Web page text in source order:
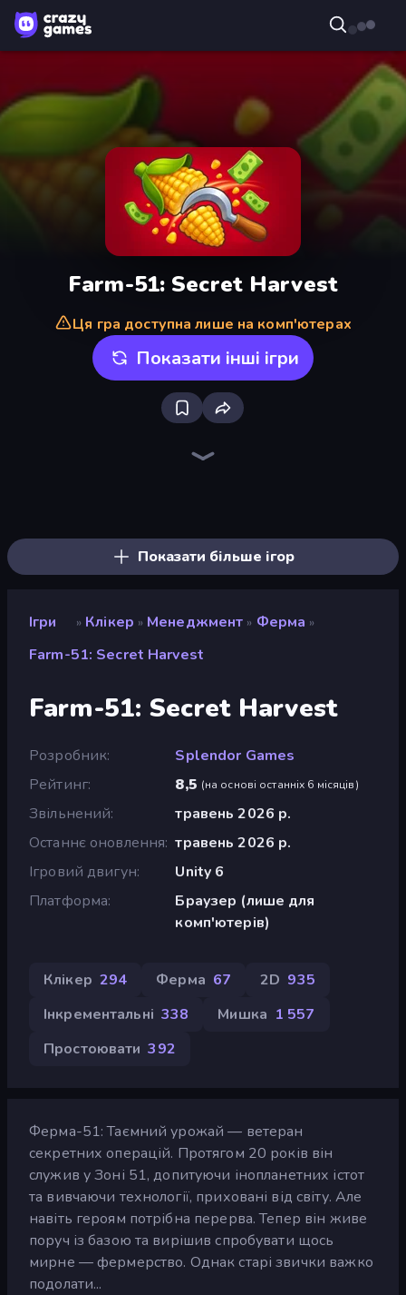
Farm-51: Secret Harvest
Ця гра доступна лише на комп'ютерах
Показати інші ігри
Показати більше ігор
Ігри » Клікер » Менеджмент » Ферма »
Farm-51: Secret Harvest
Farm-51: Secret Harvest
Розробник
Splendor Games
Рейтинг
8,5 (на основі останніх 6 місяців)
Звільнений
травень 2026 р.
Останнє оновлення травень 2026 р.
Ігровий двигун
Unity 6
Платформа
Браузер (лише для
комп'ютерів)
Клікер 294 Ферма 67 2D 935
Інкрементальні 338 Мишка 1 557
Простоювати 392
Ферма-51: Таємний урожай — ветеран
секретних операцій. Протягом 20 років він
служив у Зоні 51, допитуючи інопланетних істот
та вивчаючи технології, приховані від світу. Але
навіть героям потрібна перерва. Тепер він живе
поруч із базою та вирішив спробувати щось
мирне — фермерство. Однак старі звички важко
подолати...